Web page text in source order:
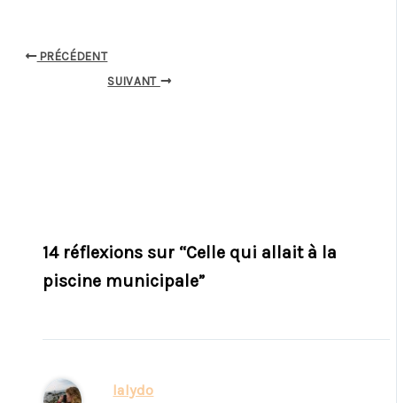
PRÉCÉDENT
SUIVANT
14 réflexions sur “Celle qui allait à la
piscine municipale”
lalydo